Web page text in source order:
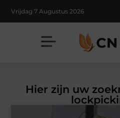
Vrijdag 7 Augustus 2026
Hier zijn uw